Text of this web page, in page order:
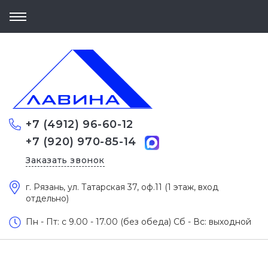
+7 (4912) 96-60-12
+7 (920) 970-85-14
Заказать звонок
г. Рязань, ул. Татарская 37, оф.11 (1 этаж, вход
отдельно)
Пн - Пт: c 9.00 - 17.00 (без обеда) Сб - Вс: выходной